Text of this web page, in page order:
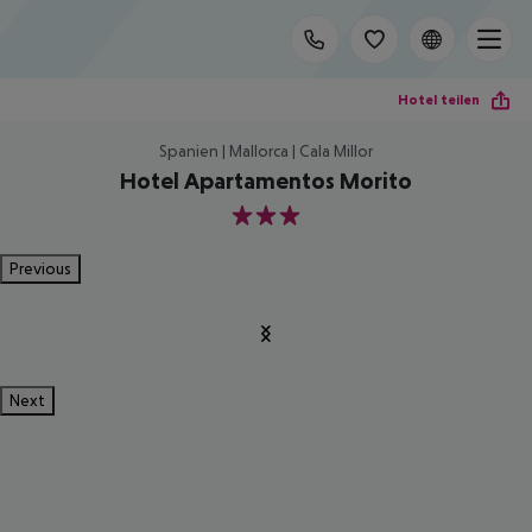
Hotel teilen
Spanien | Mallorca | Cala Millor
Hotel Apartamentos Morito
3
Previous
Next